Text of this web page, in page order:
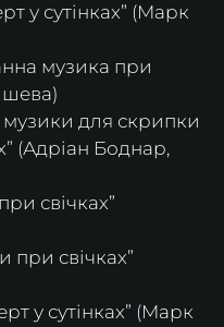
у сутінках” (Марк
музика при
музики для скрипки
(Адріан Боднар,
свічках”
при свічках”
у сутінках” (Марк